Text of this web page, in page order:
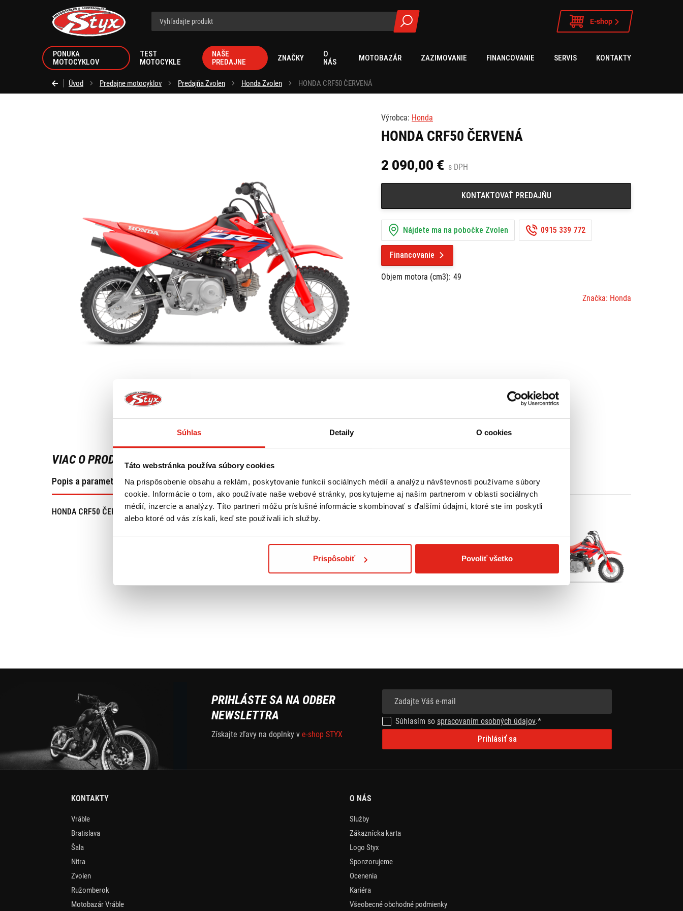
Súhlas Detaily O cookies
Táto webstránka používa súbory cookies
Na prispôsobenie obsahu a reklám, poskytovanie funkcií sociálnych médií a analýzu návštevnosti používame súbory
cookie. Informácie o tom, ako používate naše webové stránky, poskytujeme aj našim partnerom v oblasti sociálnych
médií, inzercie a analýzy. Títo partneri môžu príslušné informácie skombinovať s ďalšími údajmi, ktoré ste im poskytli
alebo ktoré od vás získali, keď ste používali ich služby.
Prispôsobiť Povoliť všetko
Styx.sk
E-shop
PONUKA
MOTOCYKLOV
TEST
MOTOCYKLE
NAŠE
PREDAJNE
ZNAČKY
O
NÁS
MOTOBAZÁR ZAZIMOVANIE FINANCOVANIE SERVIS KONTAKTY
Úvod Predajne motocyklov Predajňa Zvolen Honda Zvolen HONDA CRF50 ČERVENÁ
Výrobca: Honda
HONDA CRF50 ČERVENÁ
2 090,00 € s DPH
KONTAKTOVAŤ PREDAJŇU
Nájdete ma na pobočke Zvolen 0915 339 772
Financovanie
Objem motora (cm3): 49
Značka: Honda
VIAC O PRODUKTE
Popis a parametre
HONDA CRF50 ČERVENÁ
PRIHLÁSTE SA NA ODBER
NEWSLETTRA
Získajte zľavy na doplnky v e-shop STYX
Súhlasím so spracovaním osobných údajov.*
Prihlásiť sa
KONTAKTY
Vráble
Bratislava
Šala
Nitra
Zvolen
Ružomberok
Motobazár Vráble
O NÁS
Služby
Zákaznícka karta
Logo Styx
Sponzorujeme
Ocenenia
Kariéra
Všeobecné obchodné podmienky